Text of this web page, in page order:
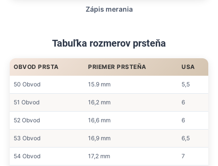
Zápis merania
Tabuľka rozmerov prsteňa
OBVOD PRSTA PRIEMER PRSTEŇA USA
50 Obvod 15.9 mm 5,5
51 Obvod 16,2 mm 6
52 Obvod 16,6 mm 6
53 Obvod 16,9 mm 6,5
54 Obvod 17,2 mm 7